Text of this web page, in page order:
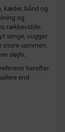
kæder, bånd og
og
rækkevidde.
senge, vugger
snore sammen.
sløjfe.
herefter
end